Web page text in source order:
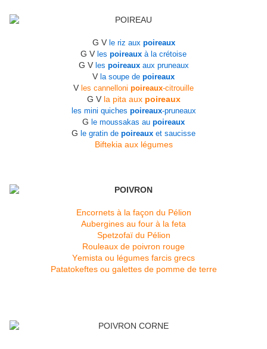
G V le riz aux poireaux
G V les poireaux à la crétoise
G V les poireauxaux pruneaux
V la soupe de poireaux
V les cannelloni poireaux-citrouille
G V la pita aux poireaux
les mini quiches poireaux-pruneaux
G le moussakas au poireaux
G le gratin de poireaux et saucisse
Biftekia aux légumes
Encornets à la façon du Pélion
Aubergines au four à la feta
Spetzofaï du Pélion
Rouleaux de poivron rouge
Υemista ou légumes farcis grecs
Patatokeftes ou galettes de pomme de terre